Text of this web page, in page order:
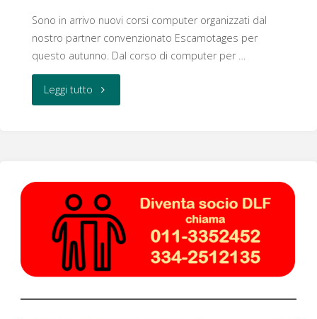
Sono in arrivo nuovi corsi computer organizzati dal
nostro partner convenzionato Escamotages per
questo autunno. Dal corso di computer per …
Leggi tutto "Corsi